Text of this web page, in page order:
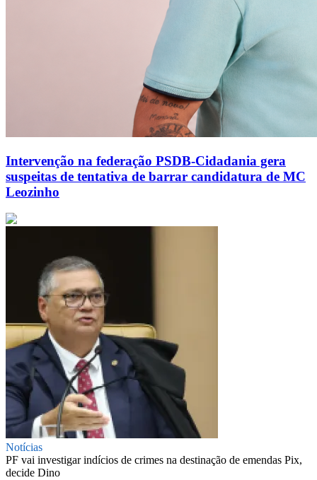
Intervenção na federação PSDB-Cidadania gera
suspeitas de tentativa de barrar candidatura de MC
Leozinho
Notícias
PF vai investigar indícios de crimes na destinação de emendas Pix,
decide Dino